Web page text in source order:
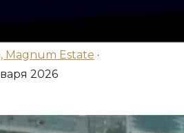
Magnum Estate ·
2026